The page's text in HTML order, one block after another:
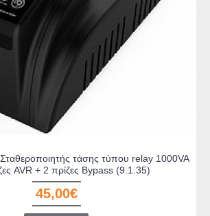
τάσης τύπου relay 1000VA
AVR + 2 πρίζες Bypass (9.1.35)
45,00€